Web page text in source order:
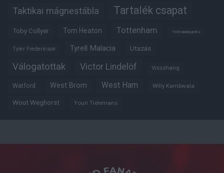
Taktikai mágnestábla Tartalék csapat
Toby Collyer Tom Heaton Tottenham Trófeabibliográfia
Tyler Fredericson Tyrell Malacia Utazás
Válogatottak Victor Lindelöf Visszhang
Watford West Brom West Ham Willy Kambwala
Wout Weghorst Youri Tielemans